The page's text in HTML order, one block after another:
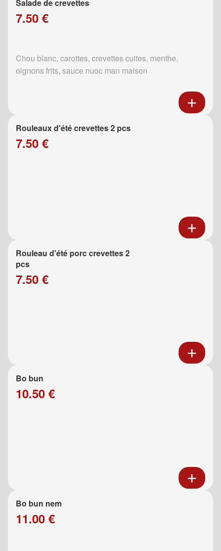
Salade de crevettes
7.50 €
Chou blanc, carottes, crevettes cuites, menthe,
oignons frits, sauce nuoc man maison
Rouleaux d'été crevettes 2 pcs
7.50 €
Rouleau d'été porc crevettes 2
pcs
7.50 €
Bo bun
10.50 €
Bo bun nem
11.00 €